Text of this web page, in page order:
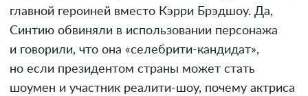
главной героиней вместо Кэрри Брэдшоу. Да,
Синтию обвиняли в использовании персонажа
и говорили, что она «селебрити-кандидат»,
но если президентом страны может стать
шоумен и участник реалити-шоу, почему актриса